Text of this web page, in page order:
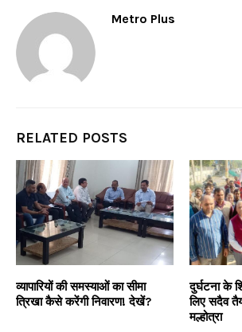
Metro Plus
RELATED POSTS
व्यापारियों की समस्याओं का सीमा
त्रिखा कैसे करेंगी निवारण! देखें?
दुर्घटना के
लिए सदैव
मल्होत्रा